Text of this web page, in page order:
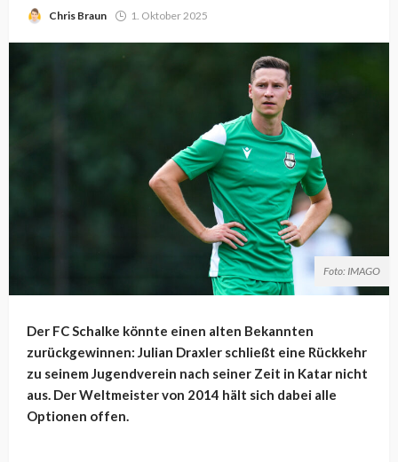
Chris Braun 1. Oktober 2025
Foto: IMAGO
Der FC Schalke könnte einen alten Bekannten
zurückgewinnen: Julian Draxler schließt eine Rückkehr
zu seinem Jugendverein nach seiner Zeit in Katar nicht
aus. Der Weltmeister von 2014 hält sich dabei alle
Optionen offen.